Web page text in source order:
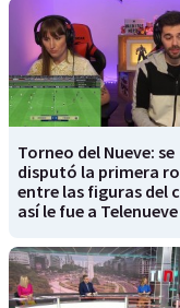
Torneo del Nueve: se
disputó la primera
entre las figuras del
así le fue a Telenueve